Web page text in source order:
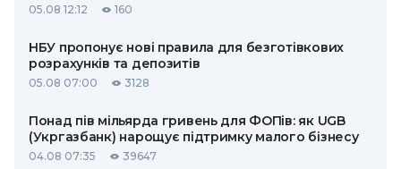
05.08 12:12 160
НБУ пропонує нові правила для безготівкових
розрахунків та депозитів
05.08 07:00 3128
Понад пів мільярда гривень для ФОПів: як UGB
(Укргазбанк) нарощує підтримку малого бізнесу
04.08 07:35 39647